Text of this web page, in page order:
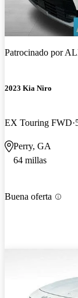
Patrocinado por
2023 Kia Niro
EX Touring FWD
Perry, GA
64 millas
Buena oferta